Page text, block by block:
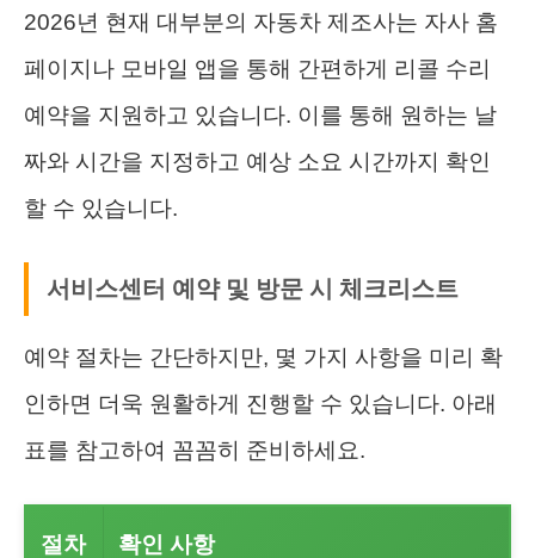
2026년 현재 대부분의 자동차 제조사는 자사 홈
페이지나 모바일 앱을 통해 간편하게 리콜 수리
예약을 지원하고 있습니다. 이를 통해 원하는 날
짜와 시간을 지정하고 예상 소요 시간까지 확인
할 수 있습니다.
서비스센터 예약 및 방문 시 체크리스트
예약 절차는 간단하지만, 몇 가지 사항을 미리 확
인하면 더욱 원활하게 진행할 수 있습니다. 아래
표를 참고하여 꼼꼼히 준비하세요.
절차 확인 사항